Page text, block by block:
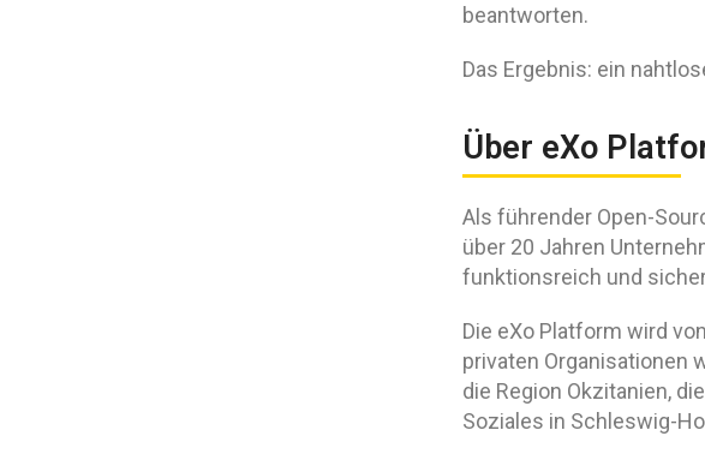
beantworten.
Das Ergebnis: ein
Über eXo
Als führender Open-
über 20 Jahren
funktionsreich und
Die eXo Platform wird
privaten Organisationen
die Region Okzitanien,
Soziales in Schleswig-